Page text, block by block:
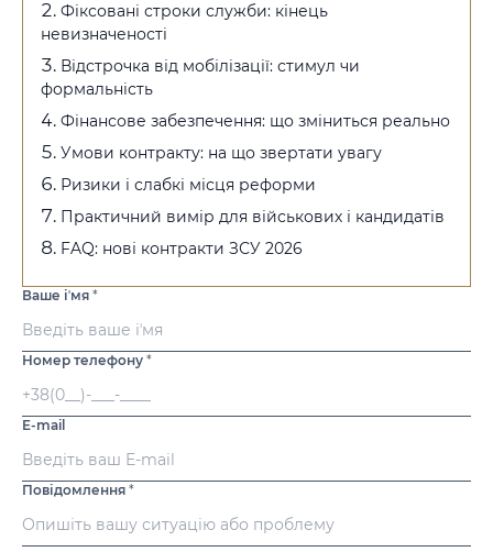
Фіксовані строки служби: кінець
невизначеності
Відстрочка від мобілізації: стимул чи
формальність
Фінансове забезпечення: що зміниться реально
Умови контракту: на що звертати увагу
Ризики і слабкі місця реформи
Практичний вимір для військових і кандидатів
FAQ: нові контракти ЗСУ 2026
Ваше іʼмя *
Номер телефону *
E-mail
Повідомлення *